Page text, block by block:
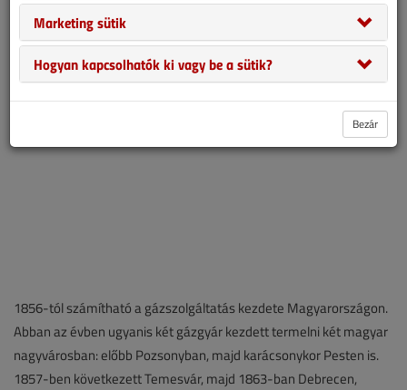
trianoni határokon kívül.
1856-tól számítható a gázszolgáltatás kezdete Magyarországon.
Abban az évben ugyanis két gázgyár kezdett termelni két magyar
nagyvárosban: előbb Pozsonyban, majd karácsonykor Pesten is.
1857-ben következett Temesvár, majd 1863-ban Debrecen,
Marketing sütik
Hogyan kapcsolhatók ki vagy be a sütik?
Bezár